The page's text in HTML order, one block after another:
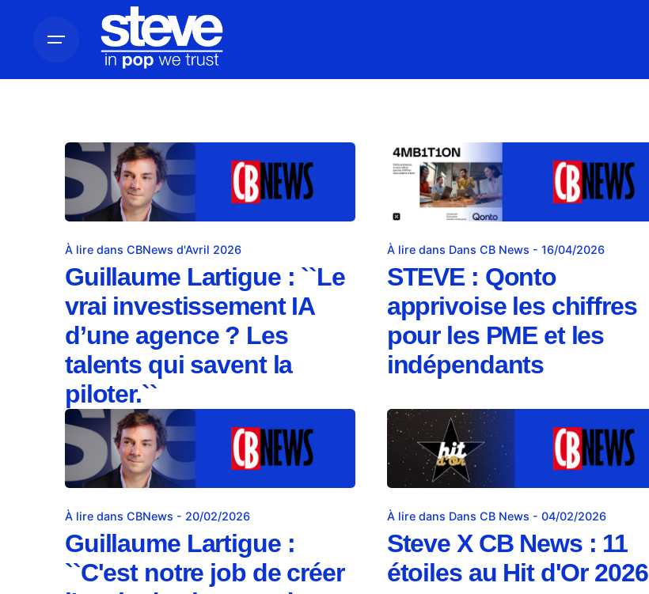
À lire dans CBNews d'Avril 2026
Guillaume Lartigue : ``Le
vrai investissement IA
d’une agence ? Les
talents qui savent la
piloter.``
À lire dans Dans CB News - 16/04/2026
STEVE : Qonto
apprivoise les chiffres
pour les PME et les
indépendants
À lire dans CBNews - 20/02/2026
Guillaume Lartigue :
``C'est notre job de créer
À lire dans Dans CB News - 04/02/2026
Steve X CB News : 11
étoiles au Hit d'Or 2026